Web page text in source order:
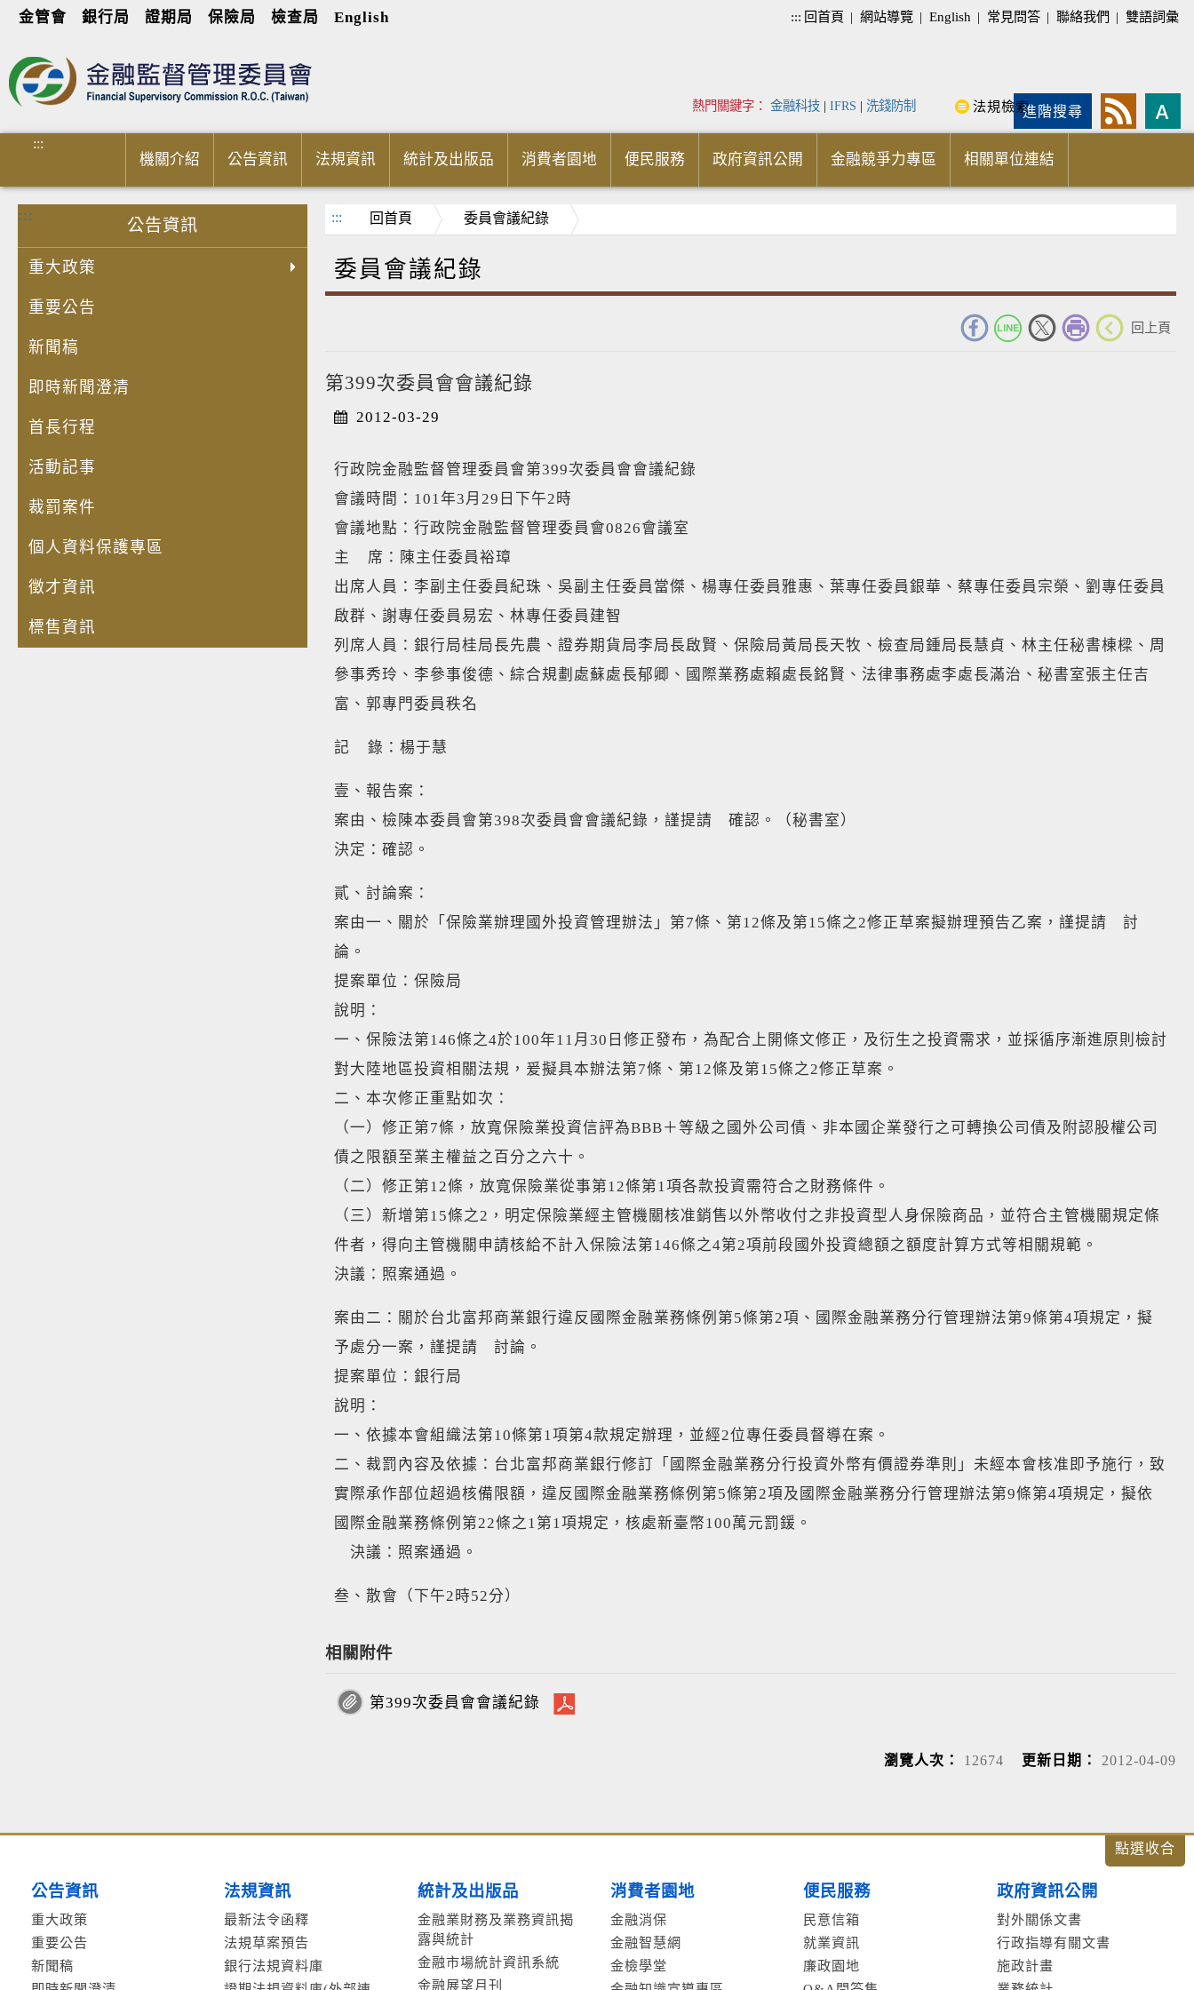
金管會 銀行局 證期局 保險局 檢查局 English ::: 回首頁 | 網站導覽 | English | 常見問答 | 聯絡我們 | 雙語詞彙
進階搜尋
熱門關鍵字： 金融科技 | IFRS | 洗錢防制 法規檢索
:::
機關介紹 公告資訊 法規資訊 統計及出版品 消費者園地 便民服務 政府資訊公開 金融競爭力專區 相關單位連結
:::
公告資訊
重大政策
重要公告
新聞稿
即時新聞澄清
首長行程
活動記事
裁罰案件
個人資料保護專區
徵才資訊
標售資訊
::: 回首頁 委員會議紀錄
委員會議紀錄
回上頁
第399次委員會會議紀錄
2012-03-29
行政院金融監督管理委員會第399次委員會會議紀錄
會議時間：101年3月29日下午2時
會議地點：行政院金融監督管理委員會0826會議室
主 席：陳主任委員裕璋
出席人員：李副主任委員紀珠、吳副主任委員當傑、楊專任委員雅惠、葉專任委員銀華、蔡專任委員宗榮、劉專任委員
啟群、謝專任委員易宏、林專任委員建智
列席人員：銀行局桂局長先農、證券期貨局李局長啟賢、保險局黃局長天牧、檢查局鍾局長慧貞、林主任秘書棟樑、周
參事秀玲、李參事俊德、綜合規劃處蘇處長郁卿、國際業務處賴處長銘賢、法律事務處李處長滿治、秘書室張主任吉
富、郭專門委員秩名
記 錄：楊于慧
壹、報告案：
案由、檢陳本委員會第398次委員會會議紀錄，謹提請 確認。（秘書室）
決定：確認。
貳、討論案：
案由一、關於「保險業辦理國外投資管理辦法」第7條、第12條及第15條之2修正草案擬辦理預告乙案，謹提請 討
論。
提案單位：保險局
說明：
一、保險法第146條之4於100年11月30日修正發布，為配合上開條文修正，及衍生之投資需求，並採循序漸進原則檢討
對大陸地區投資相關法規，爰擬具本辦法第7條、第12條及第15條之2修正草案。
二、本次修正重點如次：
（一）修正第7條，放寬保險業投資信評為BBB＋等級之國外公司債、非本國企業發行之可轉換公司債及附認股權公司
債之限額至業主權益之百分之六十。
（二）修正第12條，放寬保險業從事第12條第1項各款投資需符合之財務條件。
（三）新增第15條之2，明定保險業經主管機關核准銷售以外幣收付之非投資型人身保險商品，並符合主管機關規定條
件者，得向主管機關申請核給不計入保險法第146條之4第2項前段國外投資總額之額度計算方式等相關規範。
決議：照案通過。
案由二：關於台北富邦商業銀行違反國際金融業務條例第5條第2項、國際金融業務分行管理辦法第9條第4項規定，擬
予處分一案，謹提請 討論。
提案單位：銀行局
說明：
一、依據本會組織法第10條第1項第4款規定辦理，並經2位專任委員督導在案。
二、裁罰內容及依據：台北富邦商業銀行修訂「國際金融業務分行投資外幣有價證券準則」未經本會核准即予施行，致
實際承作部位超過核備限額，違反國際金融業務條例第5條第2項及國際金融業務分行管理辦法第9條第4項規定，擬依
國際金融業務條例第22條之1第1項規定，核處新臺幣100萬元罰鍰。
決議：照案通過。
叁、散會（下午2時52分）
相關附件
第399次委員會會議紀錄
瀏覽人次： 12674 更新日期： 2012-04-09
公告資訊
重大政策
重要公告
新聞稿
法規資訊
最新法令函釋
法規草案預告
銀行法規資料庫
統計及出版品
金融業財務及業務資訊揭
露與統計
金融市場統計資訊系統
金融展望月刊
消費者園地
金融消保
金融智慧網
金檢學堂
便民服務
民意信箱
就業資訊
廉政園地
政府資訊公開
對外關係文書
行政指導有關文書
施政計畫